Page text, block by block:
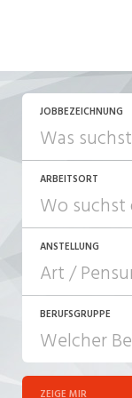
JOBBEZEICHNUNG
ARBEITSORT
ANSTELLUNG
JOB-TYP
BERUFSGRUPPE
ZEIGE MIR